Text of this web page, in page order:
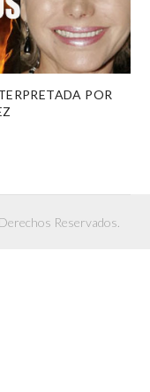
POR
Reservados.